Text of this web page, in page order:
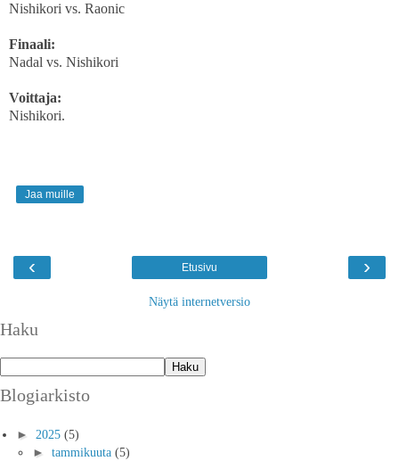
Nishikori vs. Raonic
Finaali:
Nadal vs. Nishikori
Voittaja:
Nishikori.
Jaa muille
‹ ›
Etusivu
Näytä internetversio
Haku
Blogiarkisto
► 2025 (5)
► tammikuuta (5)